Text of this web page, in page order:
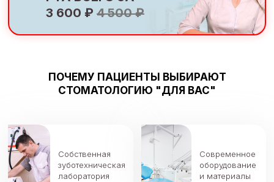
3 600 ₽ 4 500 ₽
ПОЧЕМУ ПАЦИЕНТЫ ВЫБИРАЮТ
СТОМАТОЛОГИЮ "ДЛЯ ВАС"
Собственная
зуботехническая
лаборатория
Современное
оборудование
и материалы